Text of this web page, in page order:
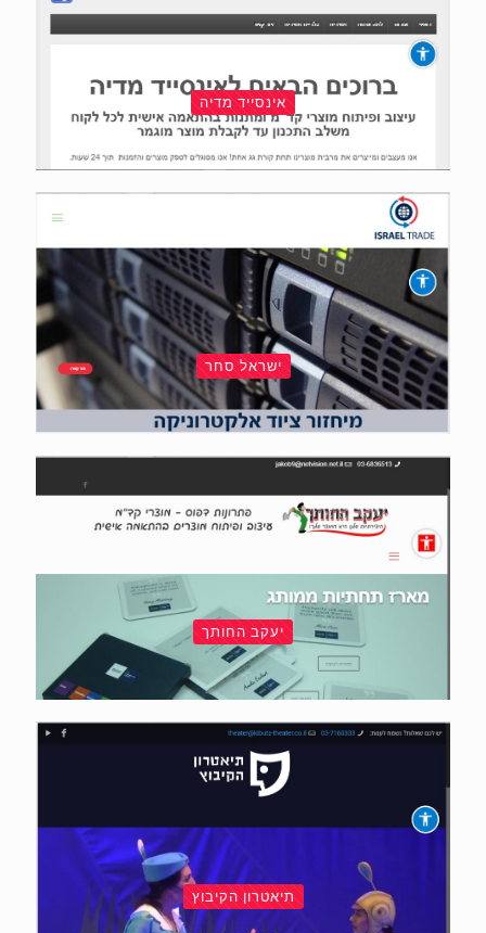
אינסייד מדיה
ישראל סחר
יעקב החותך
תיאטרון הקיבוץ